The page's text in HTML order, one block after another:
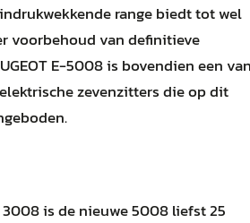
range biedt tot wel
voorbehoud van definitieve
E-5008 is bovendien een
zevenzitters die op dit
is de nieuwe 5008 liefst 25